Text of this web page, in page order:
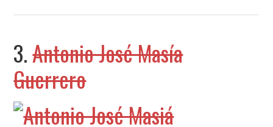
3.Antonio José Masía
Guerrero